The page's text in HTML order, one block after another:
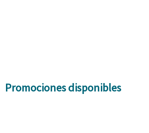
Promociones disponibles